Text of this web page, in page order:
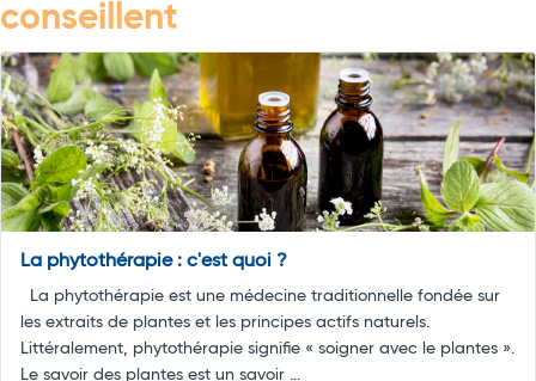
conseillent
La phytothérapie : c'est quoi ?
La phytothérapie est une médecine traditionnelle fondée sur
les extraits de plantes et les principes actifs naturels.
Littéralement, phytothérapie signifie « soigner avec le plantes ».
Le savoir des plantes est un savoir ...